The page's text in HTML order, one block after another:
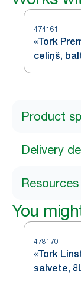
474161
«Tork
celiņš,
Product
Delivery
Resources
You
478170
«Tork
salvete,